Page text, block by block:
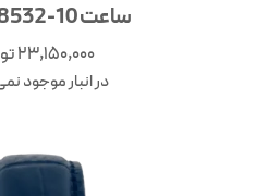
ساعت Laxmi 8532-10
23,150,000
در انبار موجود